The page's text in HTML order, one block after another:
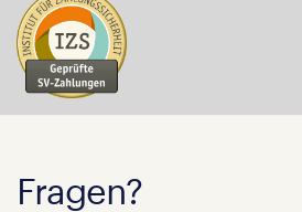
Fragen?